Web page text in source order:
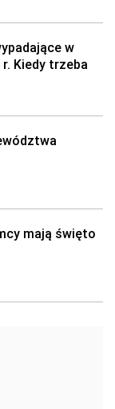
w
Kiedy trzeba
mają święto